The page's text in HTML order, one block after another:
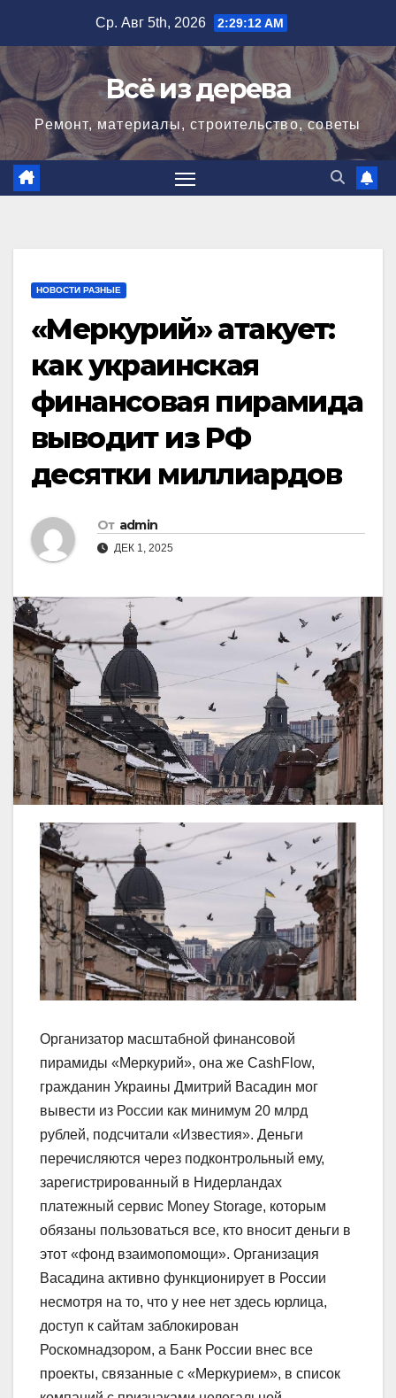
содержимому
Ср. Авг 5th, 2026 2:29:14 AM
Всё из дерева
Ремонт, материалы, строительство, советы
НОВОСТИ РАЗНЫЕ
«Меркурий» атакует:
как украинская
финансовая пирамида
выводит из РФ
десятки миллиардов
От admin
ДЕК 1, 2025
Организатор масштабной финансовой
пирамиды «Меркурий», она же CashFlow,
гражданин Украины Дмитрий Васадин мог
вывести из России как минимум 20 млрд
рублей, подсчитали «Известия». Деньги
перечисляются через подконтрольный ему,
зарегистрированный в Нидерландах
платежный сервис Money Storage, которым
обязаны пользоваться все, кто вносит деньги в
этот «фонд взаимопомощи». Организация
Васадина активно функционирует в России
несмотря на то, что у нее нет здесь юрлица,
доступ к сайтам заблокирован
Роскомнадзором, а Банк России внес все
проекты, связанные с «Меркурием», в список